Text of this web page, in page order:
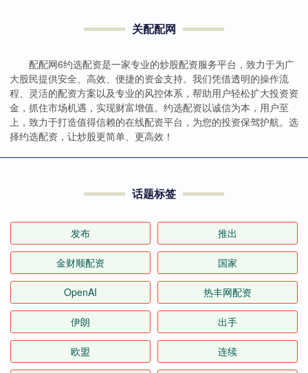
关配配网
配配网6约选配资是一家专业的炒股配资服务平台，致力于为广
大股民提供安全、高效、便捷的资金支持。我们凭借透明的操作流
程、灵活的配资方案以及专业的风控体系，帮助用户轻松扩大投资资
金，抓住市场机遇，实现财富增值。约选配资以诚信为本，用户至
上，致力于打造值得信赖的在线配资平台，为您的投资保驾护航。选
择约选配资，让炒股更简单、更高效！
话题标签
发布 推出
金财顺配资 国家
OpenAI 热丰网配资
伊朗 出手
欧盟 连续